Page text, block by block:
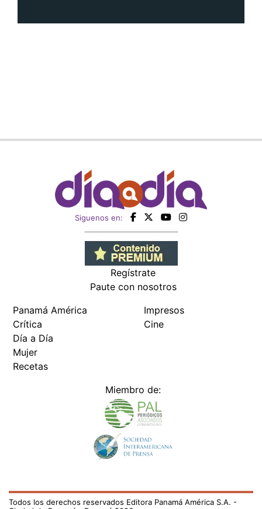
Siguenos en:
Regístrate
Paute con nosotros
Panamá América
Crítica
Día a Día
Mujer
Recetas
Impresos
Cine
Miembro de:
Todos los derechos reservados Editora Panamá América S.A. -